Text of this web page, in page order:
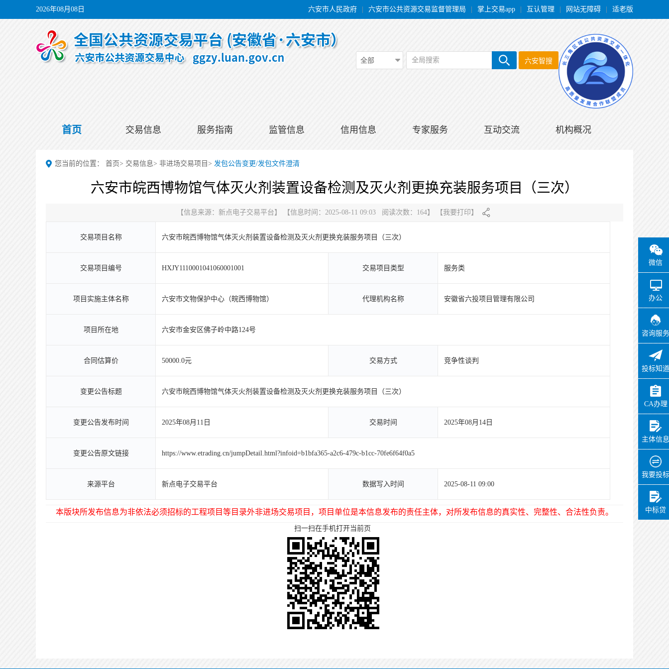
2026年08月08日 六安市人民政府 六安市公共资源交易监督管理局 掌上交易app 互认管理 网站无障碍 适老版
全部 全局搜索 六安智搜
首页 交易信息 服务指南 监管信息 信用信息 专家服务 互动交流 机构概况
微信
办公
咨询服务
投标知道
CA办理
主体信息
我要投标
中标贷
您当前的位置： 首页> 交易信息> 非进场交易项目 > 发包公告变更/发包文件澄清
六安市皖西博物馆气体灭火剂装置设备检测及灭火剂更换充装服务项目（三次）
【信息来源： 新点电子交易平台】 【信息时间：2025-08-11 09:03 阅读次数： 164】 【我要打印】
交易项目名称 六安市皖西博物馆气体灭火剂装置设备检测及灭火剂更换充装服务项目（三次）
交易项目编号 HXJY1110001041060001001 交易项目类型 服务类
项目实施主体名称 六安市文物保护中心（皖西博物馆） 代理机构名称 安徽省六投项目管理有限公司
项目所在地 六安市金安区佛子岭中路124号
合同估算价 50000.0元 交易方式 竞争性谈判
变更公告标题 六安市皖西博物馆气体灭火剂装置设备检测及灭火剂更换充装服务项目（三次）
变更公告发布时间 2025年08月11日 交易时间 2025年08月14日
变更公告原文链接 https://www.etrading.cn/jumpDetail.html?infoid=b1bfa365-a2c6-479c-b1cc-70fe6f64f0a5
来源平台 新点电子交易平台 数据写入时间 2025-08-11 09:00
本版块所发布信息为非依法必须招标的工程项目等目录外非进场交易项目，项目单位是本信息发布的责任主体，对所发布信息的真实性、完整性、合法性负责。
扫一扫在手机打开当前页